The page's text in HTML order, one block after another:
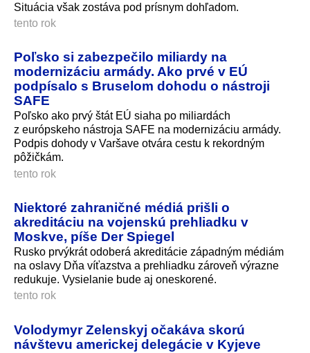
Situácia však zostáva pod prísnym dohľadom.
tento rok
Poľsko si zabezpečilo miliardy na
modernizáciu armády. Ako prvé v EÚ
podpísalo s Bruselom dohodu o nástroji
SAFE
Poľsko ako prvý štát EÚ siaha po miliardách
z európskeho nástroja SAFE na modernizáciu armády.
Podpis dohody v Varšave otvára cestu k rekordným
pôžičkám.
tento rok
Niektoré zahraničné médiá prišli o
akreditáciu na vojenskú prehliadku v
Moskve, píše Der Spiegel
Rusko prvýkrát odoberá akreditácie západným médiám
na oslavy Dňa víťazstva a prehliadku zároveň výrazne
redukuje. Vysielanie bude aj oneskorené.
tento rok
Volodymyr Zelenskyj očakáva skorú
návštevu americkej delegácie v Kyjeve